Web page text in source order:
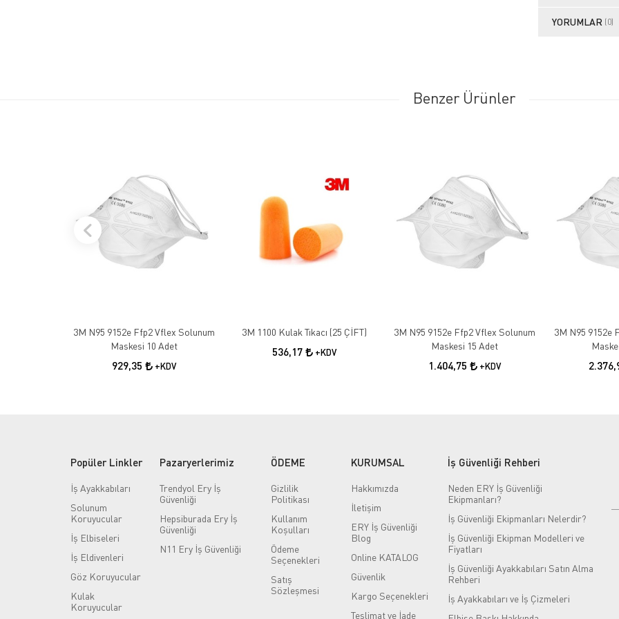
YORUMLAR (0)
Benzer Ürünler
3M N95 9152e Ffp2 Vflex Solunum
Maskesi 10 Adet
929,35 +KDV
3M 1100 Kulak Tıkacı (25 ÇİFT)
536,17 +KDV
3M N95 9152e Ffp2 Vflex Solunum
Maskesi 15 Adet
1.404,75 +KDV
3M N95 9152e
Popüler Linkler
İş Ayakkabıları
Solunum
Koruyucular
İş Elbiseleri
İş Eldivenleri
Göz Koruyucular
Kulak
Koruyucular
Pazaryerlerimiz
Trendyol Ery İş
Güvenliği
Hepsiburada Ery İş
Güvenliği
N11 Ery İş Güvenliği
ÖDEME
Gizlilik
Politikası
Kullanım
Koşulları
Ödeme
Seçenekleri
Satış
Sözleşmesi
KURUMSAL
Hakkımızda
İletişim
ERY İş Güvenliği
Blog
Online KATALOG
Güvenlik
Kargo Seçenekleri
Teslimat ve İade
İş Güvenliği Rehberi
Neden ERY İş Güvenliği
Ekipmanları?
İş Güvenliği Ekipmanları Nelerdir?
İş Güvenliği Ekipman Modelleri ve
Fiyatları
İş Güvenliği Ayakkabıları Satın Alma
Rehberi
İş Ayakkabıları ve İş Çizmeleri